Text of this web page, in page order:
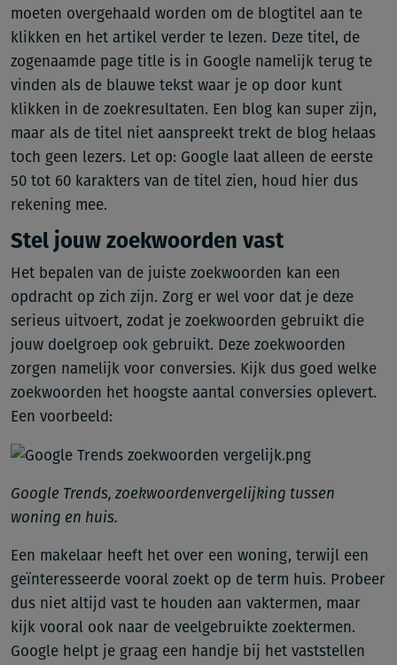
moeten overgehaald worden om de blogtitel aan te
klikken en het artikel verder te lezen. Deze titel, de
zogenaamde page title is in Google namelijk terug te
vinden als de blauwe tekst waar je op door kunt
klikken in de zoekresultaten. Een blog kan super zijn,
maar als de titel niet aanspreekt trekt de blog helaas
toch geen lezers. Let op: Google laat alleen de eerste
50 tot 60 karakters van de titel zien, houd hier dus
rekening mee.
Stel jouw zoekwoorden vast
Het bepalen van de juiste zoekwoorden kan een
opdracht op zich zijn. Zorg er wel voor dat je deze
serieus uitvoert, zodat je zoekwoorden gebruikt die
jouw doelgroep ook gebruikt. Deze zoekwoorden
zorgen namelijk voor conversies. Kijk dus goed welke
zoekwoorden het hoogste aantal conversies oplevert.
Een voorbeeld:
Google Trends, zoekwoordenvergelijking tussen
woning en huis.
Een makelaar heeft het over een woning, terwijl een
geïnteresseerde vooral zoekt op de term huis. Probeer
dus niet altijd vast te houden aan vaktermen, maar
kijk vooral ook naar de veelgebruikte zoektermen.
Google helpt je graag een handje bij het vaststellen